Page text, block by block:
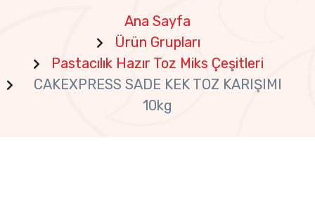
Ana Sayfa
Ürün Grupları
Pastacılık Hazır Toz Miks Çeşitleri
CAKEXPRESS SADE KEK TOZ KARIŞIMI
10kg